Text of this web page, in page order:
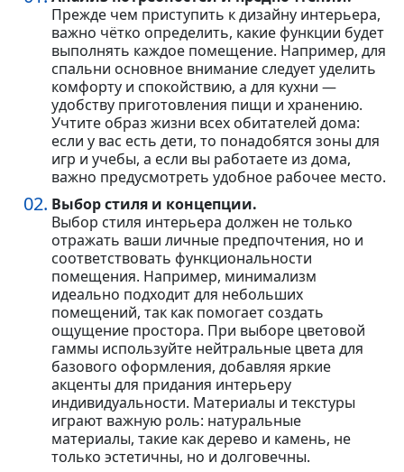
Прежде чем приступить к дизайну интерьера,
важно чётко определить, какие функции будет
выполнять каждое помещение. Например, для
спальни основное внимание следует уделить
комфорту и спокойствию, а для кухни —
удобству приготовления пищи и хранению.
Учтите образ жизни всех обитателей дома:
если у вас есть дети, то понадобятся зоны для
игр и учебы, а если вы работаете из дома,
важно предусмотреть удобное рабочее место.
Выбор стиля и концепции.
Выбор стиля интерьера должен не только
отражать ваши личные предпочтения, но и
соответствовать функциональности
помещения. Например, минимализм
идеально подходит для небольших
помещений, так как помогает создать
ощущение простора. При выборе цветовой
гаммы используйте нейтральные цвета для
базового оформления, добавляя яркие
акценты для придания интерьеру
индивидуальности. Материалы и текстуры
играют важную роль: натуральные
материалы, такие как дерево и камень, не
только эстетичны, но и долговечны.